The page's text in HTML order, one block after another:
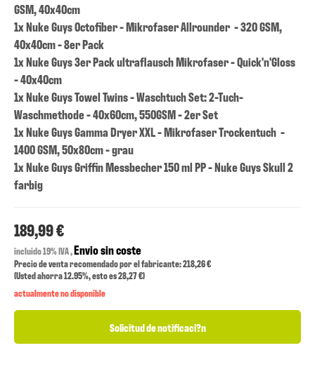
GSM, 40x40cm
1x Nuke Guys Octofiber - Mikrofaser Allrounder - 320 GSM,
40x40cm - 8er Pack
1x Nuke Guys 3er Pack ultraflausch Mikrofaser - Quick'n'Gloss
- 40x40cm
1x Nuke Guys Towel Twins - Waschtuch Set: 2-Tuch-
Waschmethode - 40x60cm, 550GSM - 2er Set
1x Nuke Guys Gamma Dryer XXL - Mikrofaser Trockentuch -
1400 GSM, 50x80cm - grau
1x Nuke Guys Griffin Messbecher 150 ml PP - Nuke Guys Skull 2
farbig
189,99 €
incluido 19% IVA ,Envio sin coste
Precio de venta recomendado por el fabricante: 218,26 €
(Usted ahorra12.95%, esto es28,27 €)
actualmente no disponible
Solicitud de notificaci?n